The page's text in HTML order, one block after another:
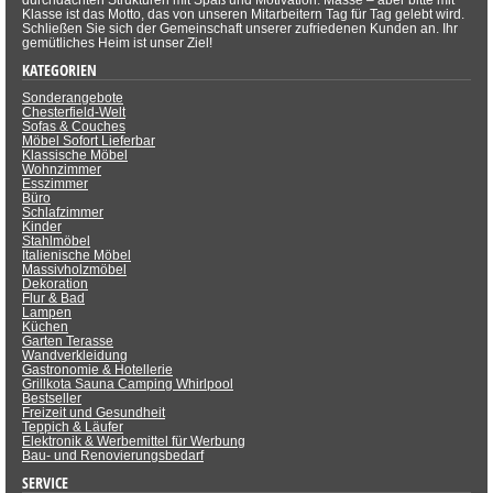
Klasse ist das Motto, das von unseren Mitarbeitern Tag für Tag gelebt wird.
Schließen Sie sich der Gemeinschaft unserer zufriedenen Kunden an. Ihr
gemütliches Heim ist unser Ziel!
KATEGORIEN
Sonderangebote
Chesterfield-Welt
Sofas & Couches
Möbel Sofort Lieferbar
Klassische Möbel
Wohnzimmer
Esszimmer
Büro
Schlafzimmer
Kinder
Stahlmöbel
Italienische Möbel
Massivholzmöbel
Dekoration
Flur & Bad
Lampen
Küchen
Garten Terasse
Wandverkleidung
Gastronomie & Hotellerie
Grillkota Sauna Camping Whirlpool
Bestseller
Freizeit und Gesundheit
Teppich & Läufer
Elektronik & Werbemittel für Werbung
Bau- und Renovierungsbedarf
SERVICE